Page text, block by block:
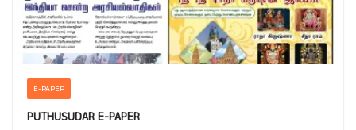
E-PAPER
PUTHUSUDAR E-PAPER